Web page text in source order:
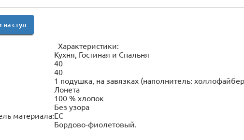
стул
Характеристики:
Кухня, Гостиная и Спальня
40
40
1 подушка, на завязках (наполнитель:
Лонета
100 % хлопок
Без узора
материала:ЕС
Бордово-фиолетовый.